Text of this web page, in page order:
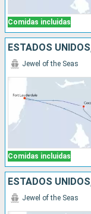
Comidas incluidas
ESTADOS
Comidas incluidas
Jewel of the Seas
ESTADOS
Jewel of the Seas